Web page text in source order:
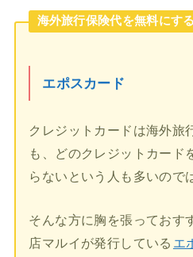
海外旅行保険代を無料にす
エポスカード
クレジットカードは海外旅
も、どのクレジットカード
らないという人も多いので
そんな方に胸を張っておす
店マルイが発行している エ